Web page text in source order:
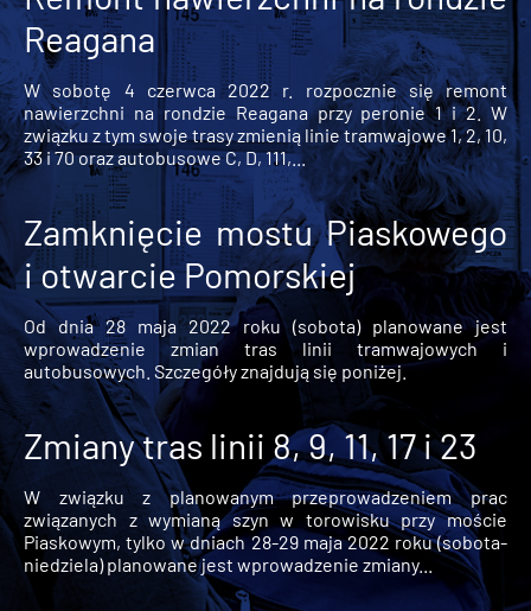
Reagana
W sobotę 4 czerwca 2022 r. rozpocznie się remont
nawierzchni na rondzie Reagana przy peronie 1 i 2. W
związku z tym swoje trasy zmienią linie tramwajowe 1, 2, 10,
33 i 70 oraz autobusowe C, D, 111,...
Zamknięcie mostu Piaskowego
i otwarcie Pomorskiej
Od dnia 28 maja 2022 roku (sobota) planowane jest
wprowadzenie zmian tras linii tramwajowych i
autobusowych. Szczegóły znajdują się poniżej.
Zmiany tras linii 8, 9, 11, 17 i 23
W związku z planowanym przeprowadzeniem prac
związanych z wymianą szyn w torowisku przy moście
Piaskowym, tylko w dniach 28-29 maja 2022 roku (sobota-
niedziela) planowane jest wprowadzenie zmiany...